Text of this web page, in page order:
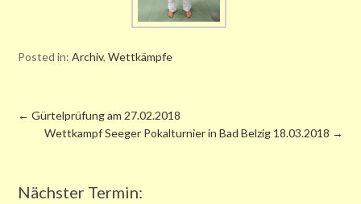
Posted in:Archiv,Wettkämpfe
← Gürtelprüfung am 27.02.2018
Wettkampf Seeger Pokalturnier in Bad Belzig 18.03.2018 →
Nächster Termin: